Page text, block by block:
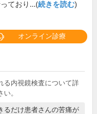
ており...(続きを読む)
オンライン診療
る内視鏡検査について詳
。
るだけ患者さんの苦痛が